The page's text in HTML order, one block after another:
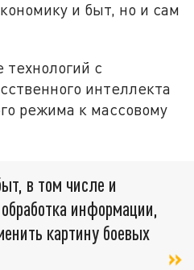
и быт, но и сам
с
интеллекта
режима к массовому
в том числе и
информации,
картину боевых